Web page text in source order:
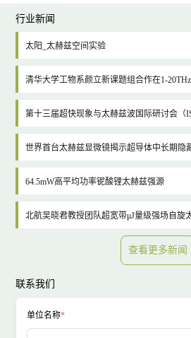
详细说明 HHI 光纤耦合光电导天
线的使用条件及注意事项。
行业新闻
太阳_太赫兹空间实验
清华大学工物系颜立新课题组合作在1-
第十三届超快现象与太赫兹波国际研讨会（
世界首台太赫兹显微镜揭示超导体中长期隐
64.5mW高平均功率铌酸锂太赫兹强源
北航吴晓君教授团队超宽带μJ量级强场自旋
查看更多新闻
联系我们
单位名称